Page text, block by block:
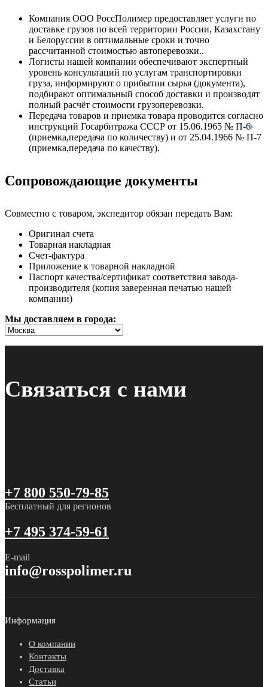
Компания ООО РоссПолимер предоставляет услуги по
доставке грузов по всей территории России, Казахстану
и Белоруссии в оптимальные сроки и точно
рассчитанной стоимостью автоперевозки..
Логисты нашей компании обеспечивают экспертный
уровень консультаций по услугам транспортировки
груза, информируют о прибытии сырья (документа),
подбирают оптимальный способ доставки и производят
полный расчёт стоимости грузоперевозки.
Передача товаров и приемка товара проводится согласно
инструкций Госарбитража СССР от 15.06.1965 № П-6
(приемка,передача по количеству) и от 25.04.1966 № П-7
(приемка,передача по качеству).
Сопровождающие документы
Совместно с товаром, экспедитор обязан передать Вам:
Оригинал счета
Товарная накладная
Счет-фактура
Приложение к товарной накладной
Паспорт качества/сертификат соответствия завода-
производителя (копия заверенная печатью нашей
компании)
Мы доставляем в города:
Связаться с нами
+7 800 550-79-85
Бесплатный для регионов
+7 495 374-59-61
E-mail
info@rosspolimer.ru
Информация
О компании
Контакты
Доставка
Статьи